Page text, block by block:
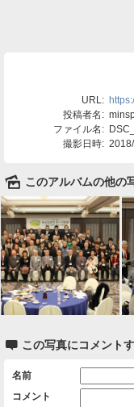
URL:
投稿者名:
ファイル名:
撮影日時:
🌄 このアルバムの他の
 この写真にコメント
名前
コメント